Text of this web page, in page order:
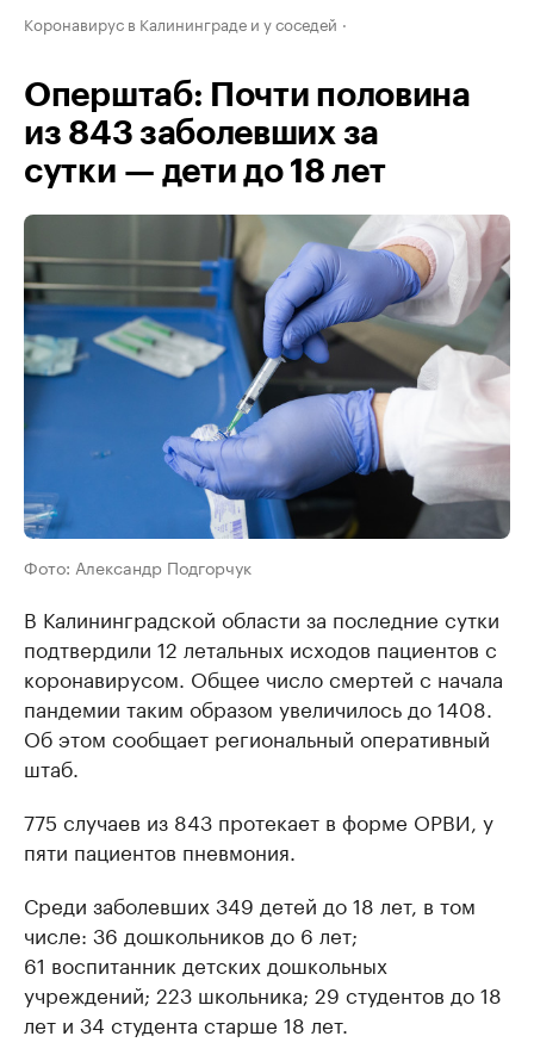
Коронавирус в Калининграде и у соседей
Оперштаб: Почти половина
из 843 заболевших за
сутки — дети до 18 лет
Фото: Александр Подгорчук
В Калининградской области за последние сутки
подтвердили 12 летальных исходов пациентов с
коронавирусом. Общее число смертей с начала
пандемии таким образом увеличилось до 1408.
Об этом сообщает региональный оперативный
штаб.
775 случаев из 843 протекает в форме ОРВИ, у
пяти пациентов пневмония.
Среди заболевших 349 детей до 18 лет, в том
числе: 36 дошкольников до 6 лет;
61 воспитанник детских дошкольных
учреждений; 223 школьника; 29 студентов до 18
лет и 34 студента старше 18 лет.